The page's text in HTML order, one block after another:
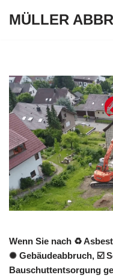
MÜLLER
Wenn Sie nach ♻
✺ Gebäudeabbruch, ☑️
Bauschuttentsorgung